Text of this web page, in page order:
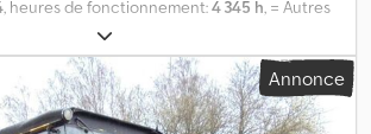
, heures de fonctionnement:4 345 h, = Autres
= - Hydraulique supplémentaire =
PARLONS RUSSE - Yuriy portable : Cabine
Bandages divisés 1,0 mm, entraînement et
à l'arrière. Direction par articulation, 5 modes
Annonce